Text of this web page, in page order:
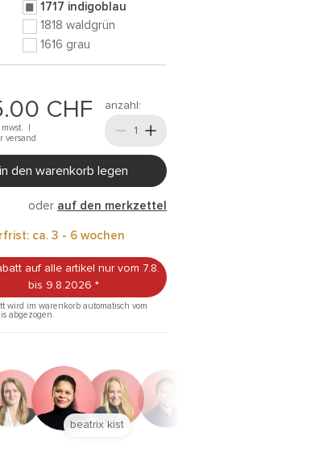
1717 indigoblau
1818 waldgrün
1616 grau
CHF
|
versand
anzahl:
in den warenkorb legen
oder auf den merkzettel
ca. 3 - 6 wochen
auf alle artikel nur vom 7.8.
bis 9.8.2026 *
wird im warenkorb automatisch vom
abgezogen.
anna trautz